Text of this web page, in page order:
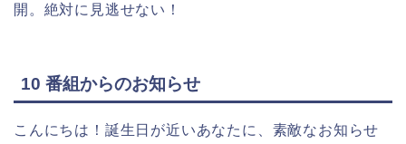
開。絶対に見逃せない！
10 番組からのお知らせ
こんにちは！誕生日が近いあなたに、素敵なお知らせ